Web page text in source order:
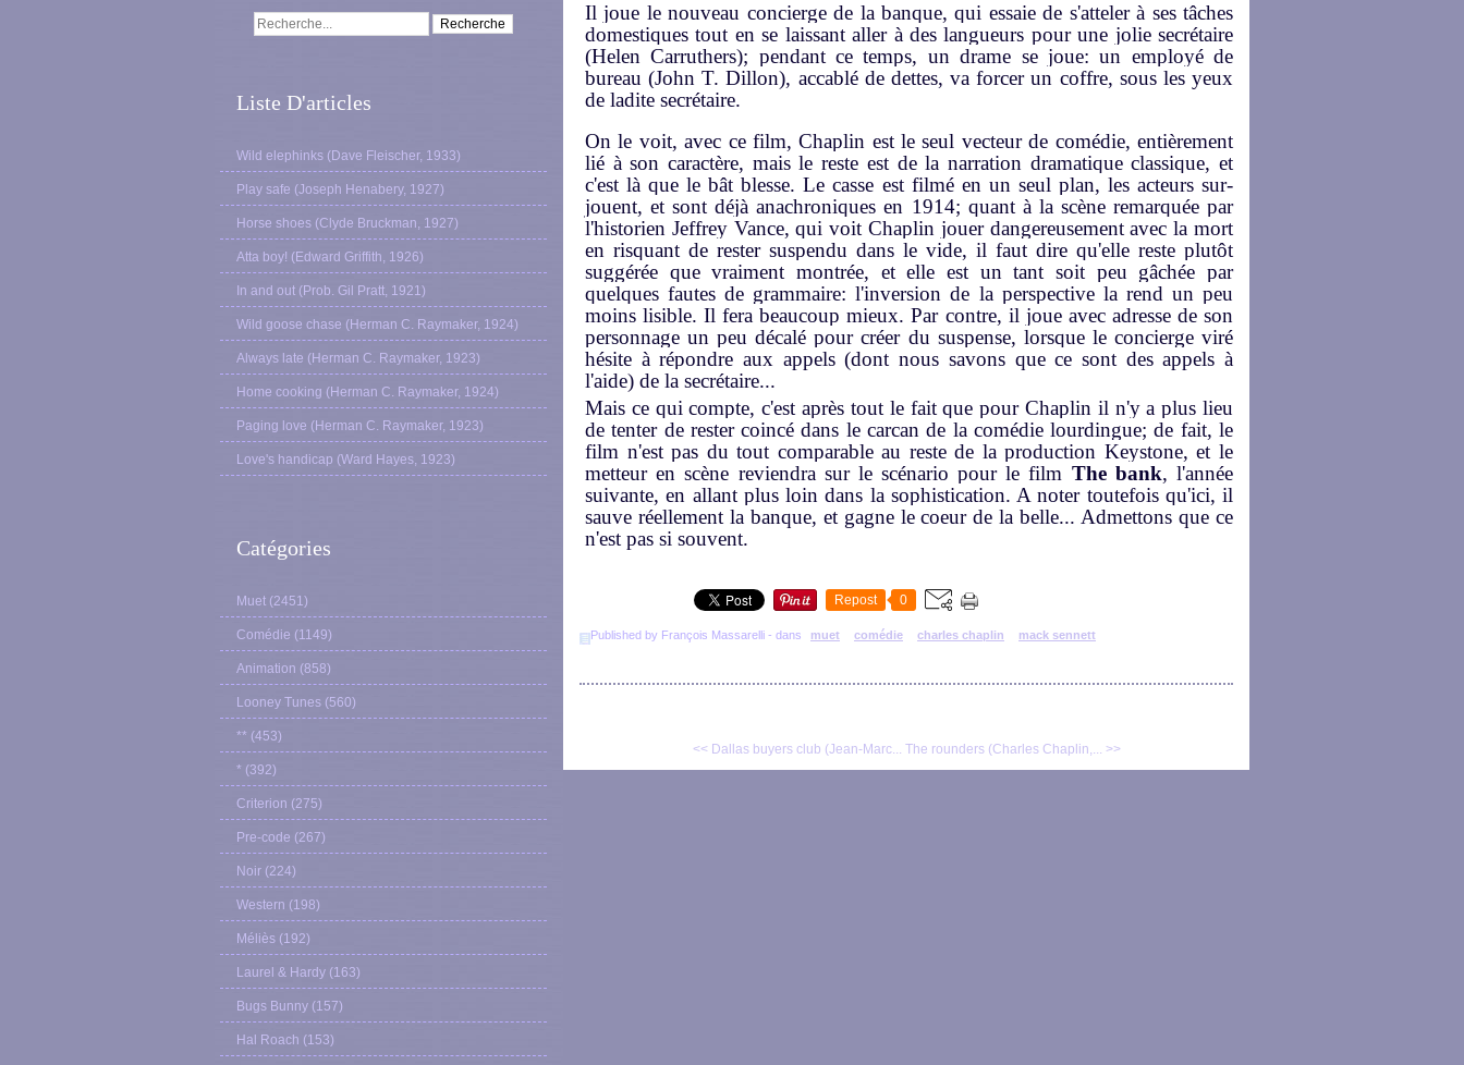
Liste D'articles
Wild elephinks (Dave Fleischer, 1933)
Play safe (Joseph Henabery, 1927)
Horse shoes (Clyde Bruckman, 1927)
Atta boy! (Edward Griffith, 1926)
In and out (Prob. Gil Pratt, 1921)
Wild goose chase (Herman C. Raymaker, 1924)
Always late (Herman C. Raymaker, 1923)
Home cooking (Herman C. Raymaker, 1924)
Paging love (Herman C. Raymaker, 1923)
Love's handicap (Ward Hayes, 1923)
Catégories
Muet (2451)
Comédie (1149)
Animation (858)
Looney Tunes (560)
** (453)
* (392)
Criterion (275)
Pre-code (267)
Noir (224)
Western (198)
Méliès (192)
Laurel & Hardy (163)
Bugs Bunny (157)
Hal Roach (153)
Il joue le nouveau concierge de la banque, qui essaie de s'atteler à ses tâches
domestiques tout en se laissant aller à des langueurs pour une jolie secrétaire
(Helen Carruthers); pendant ce temps, un drame se joue: un employé de
bureau (John T. Dillon), accablé de dettes, va forcer un coffre, sous les yeux
de ladite secrétaire.
On le voit, avec ce film, Chaplin est le seul vecteur de comédie, entièrement
lié à son caractère, mais le reste est de la narration dramatique classique, et
c'est là que le bât blesse. Le casse est filmé en un seul plan, les acteurs sur-
jouent, et sont déjà anachroniques en 1914; quant à la scène remarquée par
l'historien Jeffrey Vance, qui voit Chaplin jouer dangereusement avec la mort
en risquant de rester suspendu dans le vide, il faut dire qu'elle reste plutôt
suggérée que vraiment montrée, et elle est un tant soit peu gâchée par
quelques fautes de grammaire: l'inversion de la perspective la rend un peu
moins lisible. Il fera beaucoup mieux. Par contre, il joue avec adresse de son
personnage un peu décalé pour créer du suspense, lorsque le concierge viré
hésite à répondre aux appels (dont nous savons que ce sont des appels à
l'aide) de la secrétaire...
Mais ce qui compte, c'est après tout le fait que pour Chaplin il n'y a plus lieu
de tenter de rester coincé dans le carcan de la comédie lourdingue; de fait, le
film n'est pas du tout comparable au reste de la production Keystone, et le
metteur en scène reviendra sur le scénario pour le film The bank, l'année
suivante, en allant plus loin dans la sophistication. A noter toutefois qu'ici, il
sauve réellement la banque, et gagne le coeur de la belle... Admettons que ce
n'est pas si souvent.
Repost 0
Published by François Massarelli - dans muet comédie charles chaplin mack sennett
<< Dallas buyers club (Jean-Marc... The rounders (Charles Chaplin,... >>